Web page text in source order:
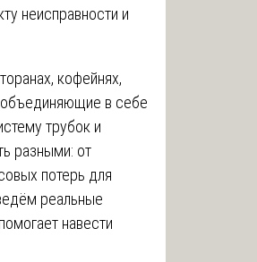
неисправности и
кофейнях,
объединяющие в себе
трубок и
разными: от
потерь для
реальные
помогает навести